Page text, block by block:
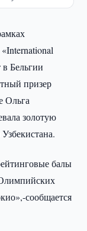
Бельгии
призер
Ольга
золотую
балы
сообщается